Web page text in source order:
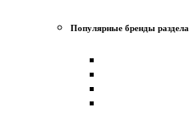
Популярные бренды раздела